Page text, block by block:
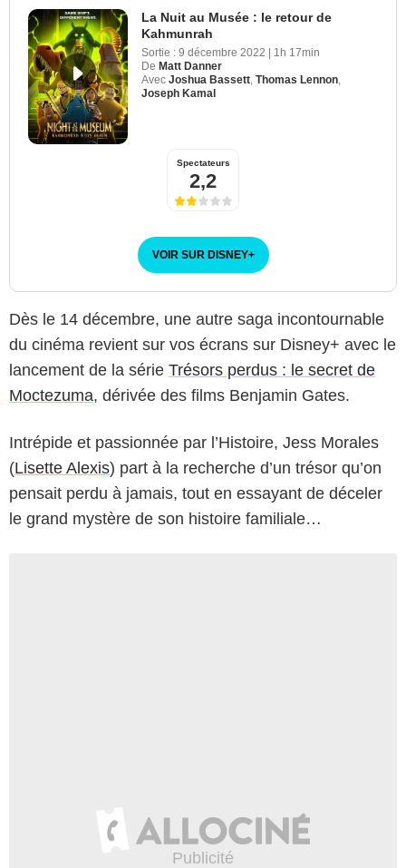
La Nuit au Musée : le retour de
Kahmunrah
Sortie : 9 décembre 2022 | 1h 17min
De Matt Danner
Avec Joshua Bassett Thomas Lennon
Joseph Kamal
Spectateurs
2,2
VOIR SUR DISNEY+
Dès le 14 décembre, une autre saga incontournable
du cinéma revient sur vos écrans sur Disney+ avec le
lancement de la série Trésors perdus : le secret de
Moctezuma, dérivée des films Benjamin Gates.
Intrépide et passionnée par l’Histoire, Jess Morales
(Lisette Alexis) part à la recherche d’un trésor qu’on
pensait perdu à jamais, tout en essayant de déceler
le grand mystère de son histoire familiale…